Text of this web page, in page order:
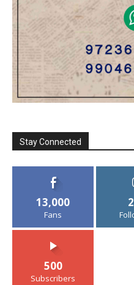
Stay Connected
13,000
Fans
500
Subscribers